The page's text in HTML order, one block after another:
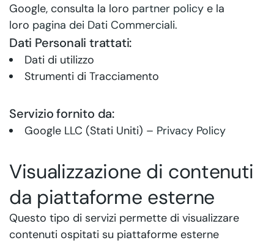
Google, consulta la loro partner policy e la
loro pagina dei Dati Commerciali.
Dati Personali trattati:
Dati di utilizzo
Strumenti di Tracciamento
Servizio fornito da:
Google LLC (Stati Uniti) – Privacy Policy
Visualizzazione di contenuti
da piattaforme esterne
Questo tipo di servizi permette di visualizzare
contenuti ospitati su piattaforme esterne